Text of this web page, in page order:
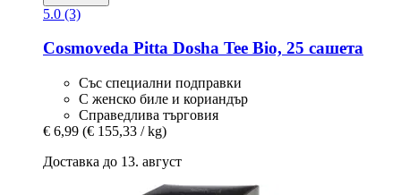
5.0 (3)
Cosmoveda Pitta Dosha Tee Bio, 25 сашета
Със специални подправки
С женско биле и кориандър
Справедлива търговия
€ 6,99 (€ 155,33 / kg)
Доставка до 13. август